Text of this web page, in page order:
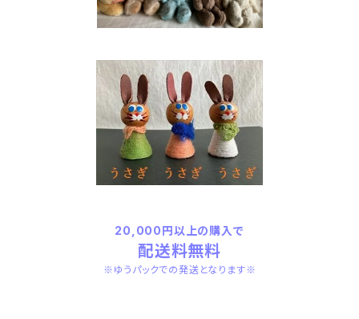
20,000円以上の購入で
配送料無料
※ゆうパックでの発送となります※